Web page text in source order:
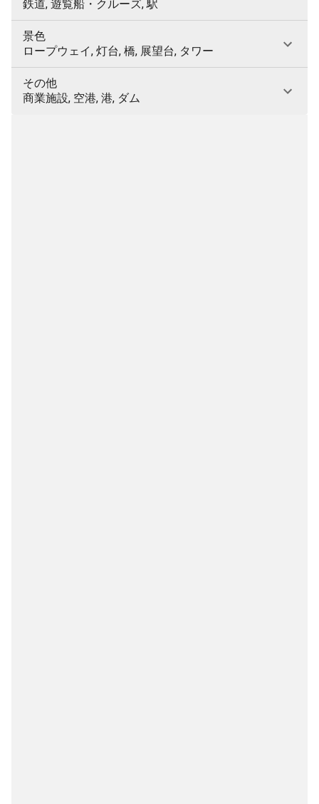
鉄道, 遊覧船・クルーズ, 駅
景色
ロープウェイ, 灯台, 橋, 展望台, タワー
その他
商業施設, 空港, 港, ダム